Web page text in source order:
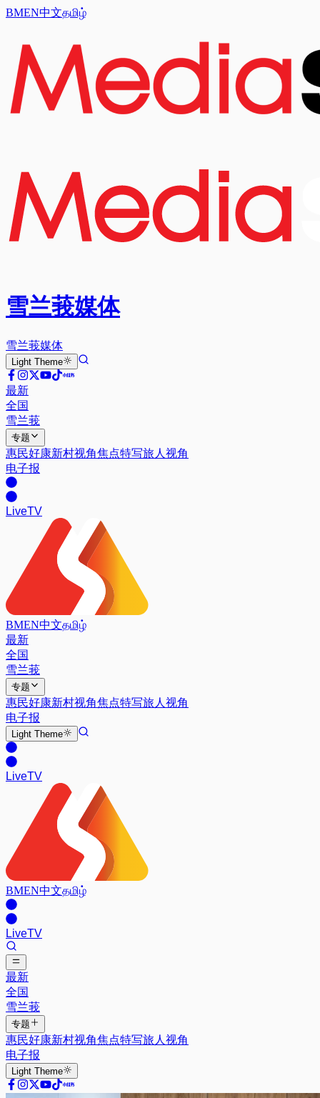
BMEN中文தமிழ்
雪兰莪媒体
雪兰莪媒体
Light Theme
最新
全国
雪兰莪
专题
惠民好康新村视角焦点特写旅人视角
电子报
LiveTV
BMEN中文தமிழ்
最新
全国
雪兰莪
专题
惠民好康新村视角焦点特写旅人视角
电子报
Light Theme
LiveTV
BMEN中文தமிழ்
LiveTV
最新
全国
雪兰莪
专题
惠民好康新村视角焦点特写旅人视角
电子报
Light Theme